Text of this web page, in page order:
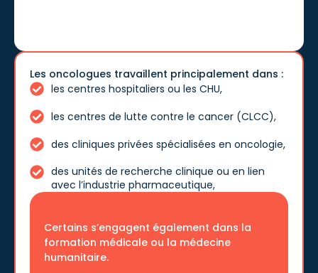
Les oncologues travaillent principalement dans :
les centres hospitaliers ou les CHU,
les centres de lutte contre le cancer (CLCC),
des cliniques privées spécialisées en oncologie,
des unités de recherche clinique ou en lien
avec l’industrie pharmaceutique,
Certains s’engagent également dans la
formation médicale ou la médecine
humanitaire.